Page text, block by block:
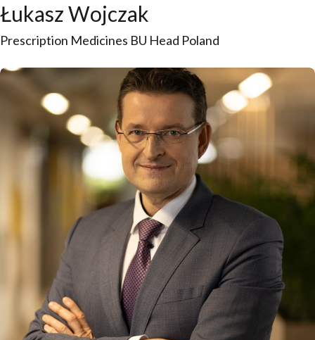
Łukasz Wojczak
Prescription Medicines BU Head Poland